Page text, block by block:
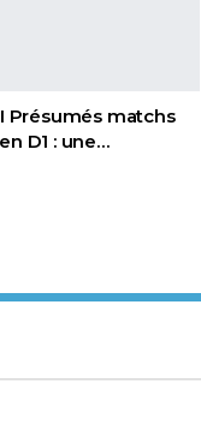
Présumés matchs
D1 : une…